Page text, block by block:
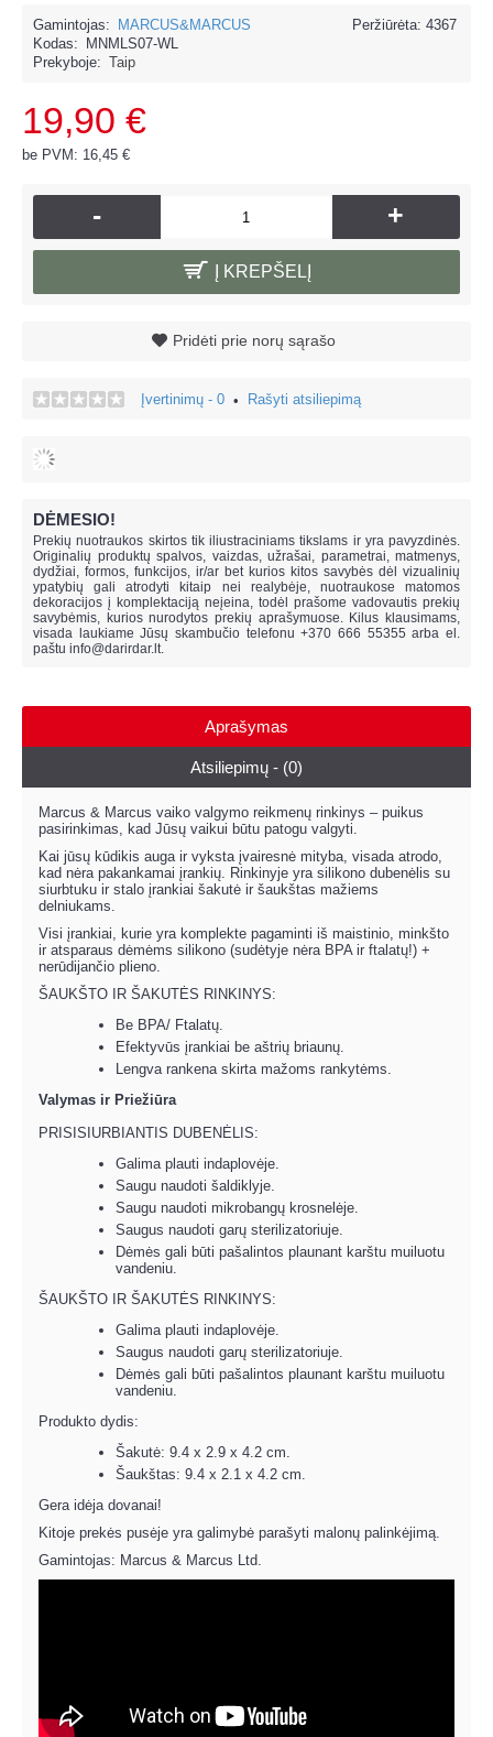
Peržiūrėta: 4367
Gamintojas:
MARCUS&MARCUS
Kodas:
MNMLS07-WL
Prekyboje: Taip
19,90 €
be PVM: 16,45 €
- +
Į KREPŠELĮ
Pridėti prie norų sąrašo
Įvertinimų - 0 • Rašyti atsiliepimą
DĖMESIO!
Prekių nuotraukos skirtos tik iliustraciniams tikslams ir yra pavyzdinės.
Originalių produktų spalvos, vaizdas, užrašai, parametrai, matmenys,
dydžiai, formos, funkcijos, ir/ar bet kurios kitos savybės dėl vizualinių
ypatybių gali atrodyti kitaip nei realybėje, nuotraukose matomos
dekoracijos į komplektaciją neįeina, todėl prašome vadovautis prekių
savybėmis, kurios nurodytos prekių aprašymuose. Kilus klausimams,
visada laukiame Jūsų skambučio telefonu +370 666 55355 arba el.
paštu info@darirdar.lt.
Aprašymas
Atsiliepimų - (0)
Marcus & Marcus vaiko valgymo reikmenų rinkinys – puikus
pasirinkimas, kad Jūsų vaikui būtu patogu valgyti.
Kai jūsų kūdikis auga ir vyksta įvairesnė mityba, visada atrodo,
kad nėra pakankamai įrankių. Rinkinyje yra silikono dubenėlis su
siurbtuku ir stalo įrankiai šakutė ir šaukštas mažiems
delniukams.
Visi įrankiai, kurie yra komplekte pagaminti iš maistinio, minkšto
ir atsparaus dėmėms silikono (sudėtyje nėra BPA ir ftalatų!) +
nerūdijančio plieno.
ŠAUKŠTO IR ŠAKUTĖS RINKINYS:
Be BPA/ Ftalatų.
Efektyvūs įrankiai be aštrių briaunų.
Lengva rankena skirta mažoms rankytėms.
Valymas ir Priežiūra
PRISISIURBIANTIS DUBENĖLIS:
Galima plauti indaplovėje.
Saugu naudoti šaldiklyje.
Saugu naudoti mikrobangų krosnelėje.
Saugus naudoti garų sterilizatoriuje.
Dėmės gali būti pašalintos plaunant karštu muiluotu
vandeniu.
ŠAUKŠTO IR ŠAKUTĖS RINKINYS:
Galima plauti indaplovėje.
Saugus naudoti garų sterilizatoriuje.
Dėmės gali būti pašalintos plaunant karštu muiluotu
vandeniu.
Produkto dydis:
Šakutė: 9.4 x 2.9 x 4.2 cm.
Šaukštas: 9.4 x 2.1 x 4.2 cm.
Gera idėja dovanai!
Kitoje prekės pusėje yra galimybė parašyti malonų palinkėjimą.
Gamintojas: Marcus & Marcus Ltd.